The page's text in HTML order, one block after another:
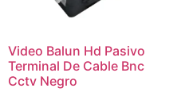
Video Balun Hd Pasivo
Terminal De Cable Bnc
Cctv Negro